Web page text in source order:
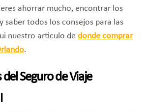
ahorrar mucho, encontrar los
saber todos los consejos para las
nuestro articulo de donde comprar
.
Seguro de Viaje